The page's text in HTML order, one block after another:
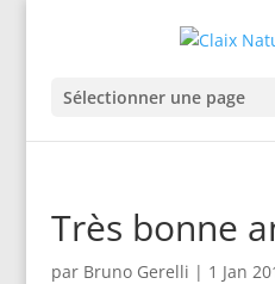
Sélectionner une page
Très bonne
par Bruno Gerelli | 1 Jan